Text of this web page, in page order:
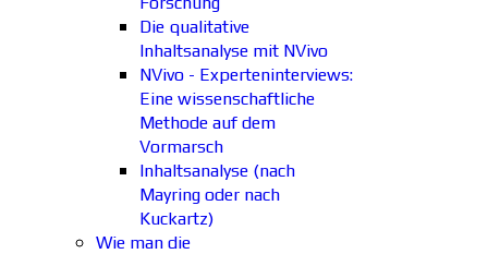
Die qualitative
Inhaltsanalyse mit NVivo
NVivo - Experteninterviews:
Eine wissenschaftliche
Methode auf dem
Vormarsch
Inhaltsanalyse (nach
Mayring oder nach
Kuckartz)
Wie man die